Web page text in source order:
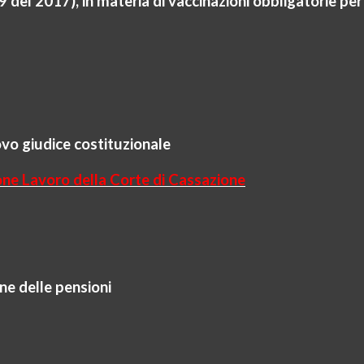
giudice costituzionale
Lavoro della Corte di Cassazione
delle pensioni